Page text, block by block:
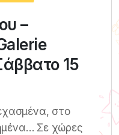
–
15
στο
Σε χώρες